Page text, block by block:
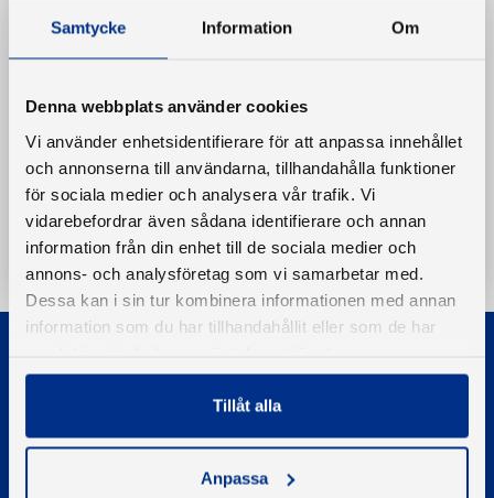
Samtycke Information Om
Denna webbplats använder cookies
Vi använder enhetsidentifierare för att anpassa innehållet
och annonserna till användarna, tillhandahålla funktioner
för sociala medier och analysera vår trafik. Vi
vidarebefordrar även sådana identifierare och annan
information från din enhet till de sociala medier och
annons- och analysföretag som vi samarbetar med.
Dessa kan i sin tur kombinera informationen med annan
information som du har tillhandahållit eller som de har
Tillåt alla
Anpassa
Båtriksdagen Protokoll 2022
Båtriksdagen Protokoll 2023
Båtriksdagen Protokoll 2025
Protokoll Extra Båtriksdag 2025
« Tillbaka till alla dokument